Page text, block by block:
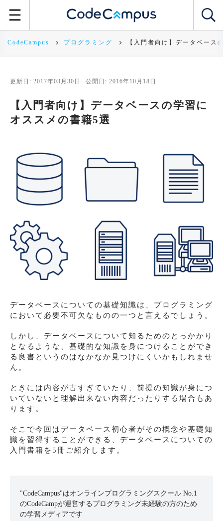
CodeCampus プログラミング 【入門者向け】データベース
更新日: 2017年03月30日 公開日: 2016年10月18日
【入門者向け】データベースの学習に
オススメの書籍5選
データベースについての基礎知識は、プログラミング
において必要不可欠なものの一つと言えるでしょう。
しかし、データベースについて知るためのとっかかり
となるような、基礎的な知識を身につけることができ
る良書というのはなかなか見つけにくいかもしれませ
ん。
ときには内容が古すぎていたり、前提の知識が身につ
いていないと理解出来ない内容だったりする場合もあ
ります。
そこで今回はデータベース初心者がその概念や基礎知
識を習得することができる、データベースについての
入門書籍を5冊ご紹介します。
"CodeCampus"はオンラインプログラミングスクール No.1
のCodeCampが運営するプログラミング未経験の方のため
の学習メディアです